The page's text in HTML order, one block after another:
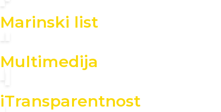
Marinski list
Multimedija
iTransparentnost